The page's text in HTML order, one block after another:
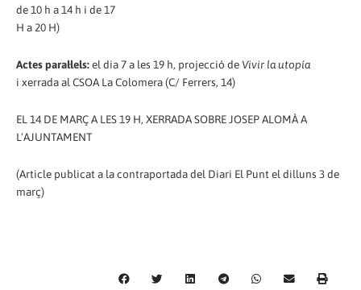
de 10 h a 14 h i de 17
H a 20 H)
Actes paral·lels:el dia 7 a les 19 h, projecció de Vivir la utopía
i xerrada al CSOA La Colomera (C/ Ferrers, 14)
EL 14 DE MARÇ A LES 19 H, XERRADA SOBRE JOSEP ALOMÀ A
L'AJUNTAMENT
(Article publicat a la contraportada del Diari El Punt el dilluns 3 de
març)